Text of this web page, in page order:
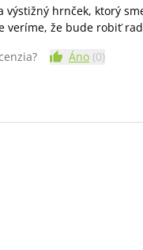
výstižný hrnček, ktorý
veríme, že bude robiť
Áno (0)